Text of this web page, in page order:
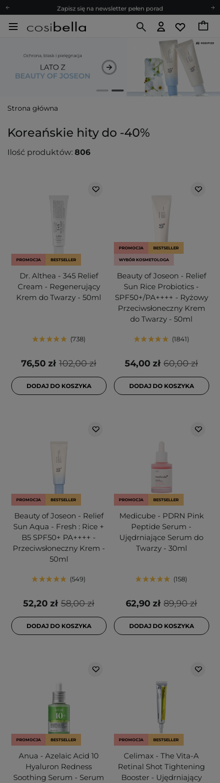
Zapisz się na newsletter pełen porad
Bezpłatne konsultacje kosmetologiczne
Poleć nas i zyskaj jeszcze więcej punktów
Zapisz się na newsletter pełen porad
Strona główna
Koreańskie hity do -40%
Ilość produktów: 806
PROMOCJA BESTSELLER
Dr. Althea - 345 Relief
Cream - Regenerujący
Krem do Twarzy - 50ml
738
102,00 zł
76,50 zł
DODAJ DO KOSZYKA
PROMOCJA BESTSELLER
WYBÓR KOSMETOLOGA
Beauty of Joseon - Relief
Sun Rice Probiotics -
SPF50+/PA++++ - Ryżowy
Przeciwsłoneczny Krem
do Twarzy - 50ml
1841
60,00 zł
54,00 zł
DODAJ DO KOSZYKA
PROMOCJA BESTSELLER
Beauty of Joseon - Relief
Sun Aqua - Fresh : Rice +
B5 SPF50+ PA++++ -
Przeciwsłoneczny Krem -
50ml
549
58,00 zł
52,20 zł
DODAJ DO KOSZYKA
PROMOCJA BESTSELLER
Medicube - PDRN Pink
Peptide Serum -
Ujędrniające Serum do
Twarzy - 30ml
158
89,90 zł
62,90 zł
DODAJ DO KOSZYKA
PROMOCJA BESTSELLER
Anua - Azelaic Acid 10
Hyaluron Redness
Soothing Serum - Serum
PROMOCJA BESTSELLER
Celimax - The Vita-A
Retinal Shot Tightening
Booster - Ujędrniający